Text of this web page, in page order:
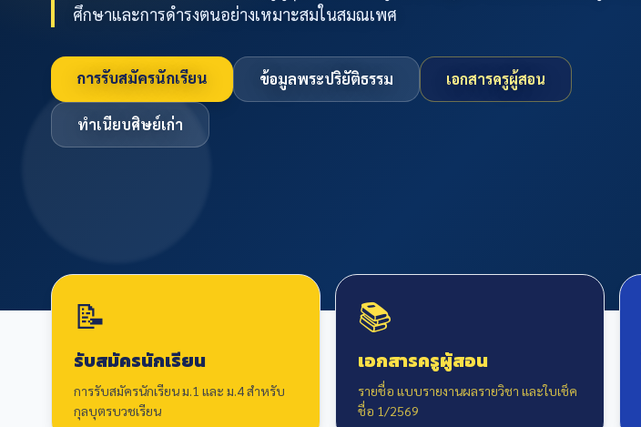
ศึกษาและการดำรงตนอย่างเหมาะสมในสมณเพศ
การรับสมัครนักเรียน ข้อมูลพระปริยัติธรรม เอกสารครูผู้สอน
ทำเนียบศิษย์เก่า
📝
รับสมัครนักเรียน
การรับสมัครนักเรียน ม.1 และ ม.4 สำหรับ
กุลบุตรบวชเรียน
📚
เอกสารครูผู้สอน
รายชื่อ แบบรายงานผลรายวิชา และใบเช็ค
ชื่อ 1/2569